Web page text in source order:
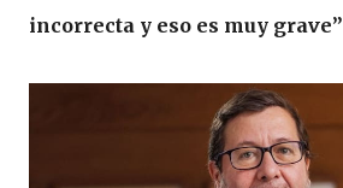
incorrecta y eso es muy grave”